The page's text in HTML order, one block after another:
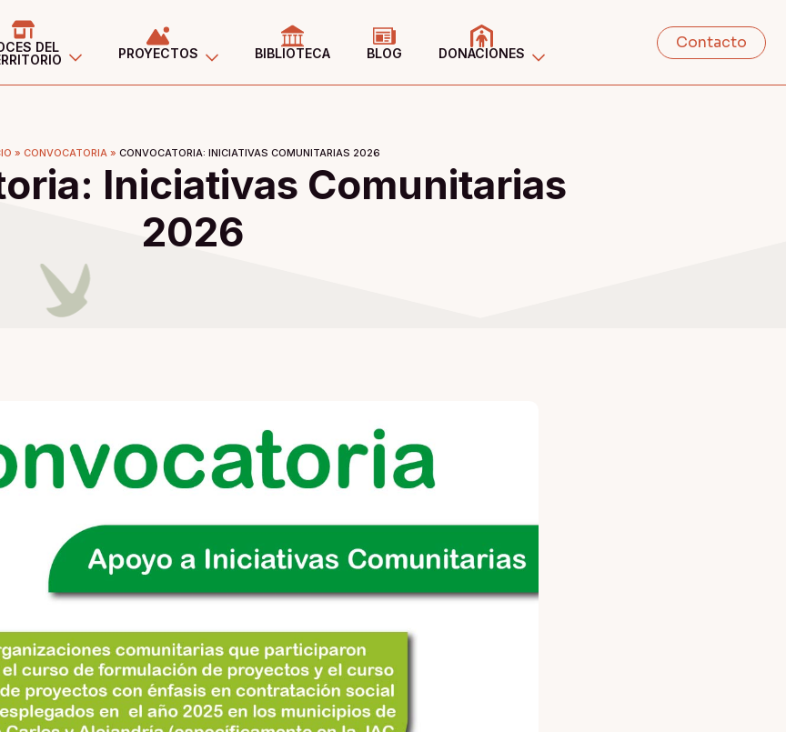
DEL
PROYECTOS BIBLIOTECA BLOG DONACIONES
Contacto
» CONVOCATORIA » CONVOCATORIA: INICIATIVAS COMUNITARIAS 2026
Iniciativas Comunitarias
2026